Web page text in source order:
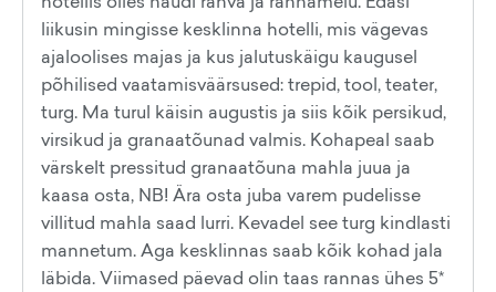
liikusin mingisse kesklinna hotelli, mis vägevas
ajaloolises majas ja kus jalutuskäigu kaugusel
põhilised vaatamisväärsused: trepid, tool, teater,
turg. Ma turul käisin augustis ja siis kõik persikud,
virsikud ja granaatõunad valmis. Kohapeal saab
värskelt pressitud granaatõuna mahla juua ja
kaasa osta, NB! Ära osta juba varem pudelisse
villitud mahla saad lurri. Kevadel see turg kindlasti
mannetum. Aga kesklinnas saab kõik kohad jala
läbida. Viimased päevad olin taas rannas ühes 5*